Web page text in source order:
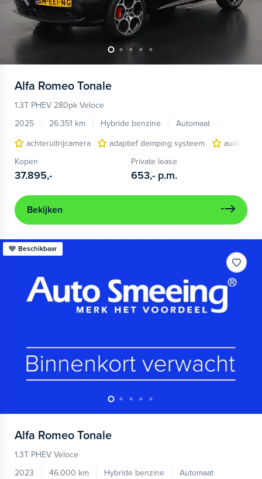
Alfa Romeo Tonale
1.3T PHEV 280pk Veloce
2025
26.351 km Hybride benzine
Automaat
achteruitrijcamera
adaptief demping systeem
audio
Kopen
37.895,-
Private lease
653,- p.m.
Bekijken
Beschikbaar
Alfa Romeo Tonale
1.3T PHEV Veloce
2023
46.000 km Hybride benzine
Automaat